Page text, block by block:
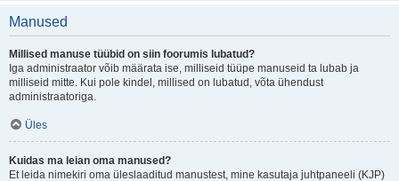
Manused
Millised manuse tüübid on siin foorumis lubatud?
Iga administraator võib määrata ise, milliseid tüüpe manuseid ta lubab ja
milliseid mitte. Kui pole kindel, millised on lubatud, võta ühendust
administraatoriga.
Üles
Kuidas ma leian oma manused?
Et leida nimekiri oma üleslaaditud manustest, mine kasutaja juhtpaneeli (KJP)